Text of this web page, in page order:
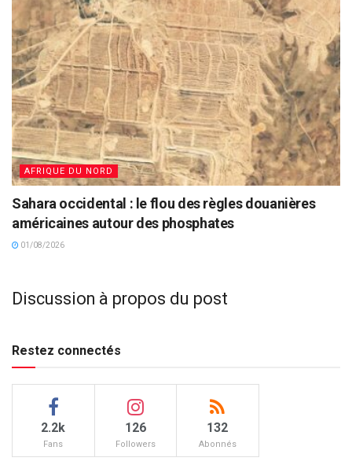
AFRIQUE DU NORD
Sahara occidental : le flou des règles douanières
américaines autour des phosphates
01/08/2026
Discussion à propos du post
Restez connectés
2.2k
Fans
126
Followers
132
Abonnés